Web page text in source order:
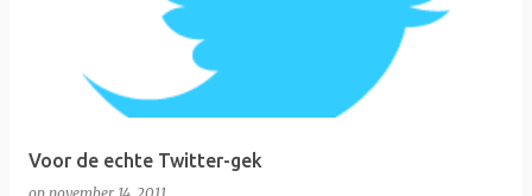
Voor de echte Twitter-gek